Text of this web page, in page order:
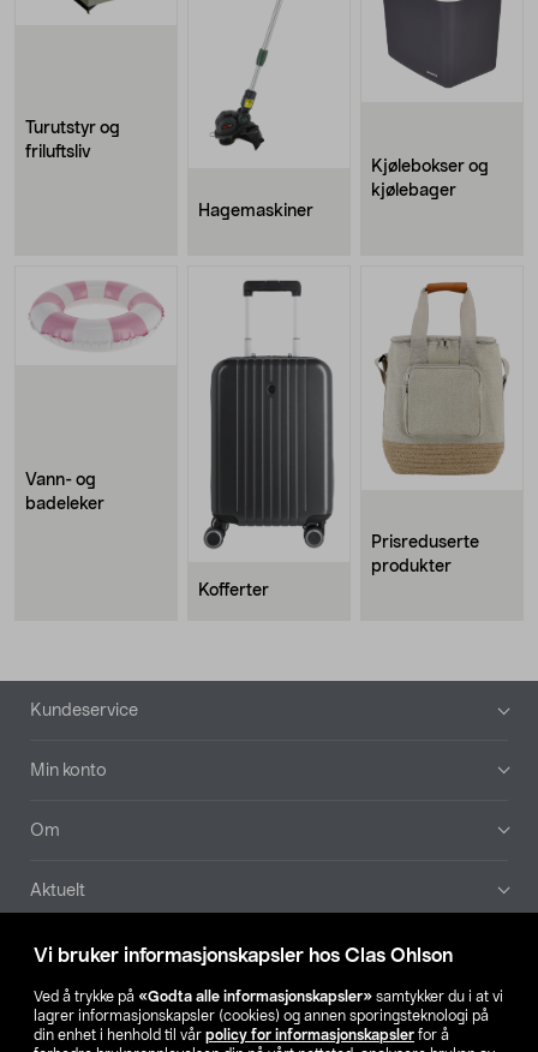
Vi bruker informasjonskapsler hos Clas Ohlson
Ved å trykke på «Godta alle informasjonskapsler» samtykker du i at vi
lagrer informasjonskapsler (cookies) og annen sporingsteknologi på
din enhet i henhold til vår policy for informasjonskapsler for å
Turutstyr og
friluftsliv
Hagemaskiner
Kjølebokser og
kjølebager
Vann- og
badeleker
Kofferter
Prisreduserte
produkter
Bunntekst
Kundeservice
Min konto
Om
Aktuelt
Våre selskaper
Finn din butikk